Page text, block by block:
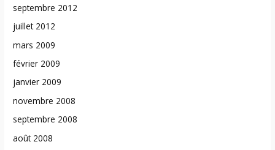
septembre 2012
juillet 2012
mars 2009
février 2009
janvier 2009
novembre 2008
septembre 2008
août 2008